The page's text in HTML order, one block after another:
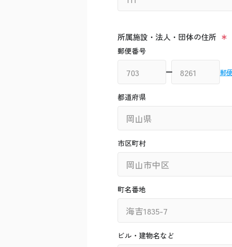
所属施設・法人・団体の住所
郵便番号
郵
都道府県
市区町村
町名番地
ビル・建物名など